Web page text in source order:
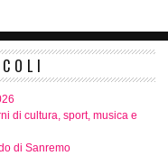
di cultura, sport, musica e
di Sanremo